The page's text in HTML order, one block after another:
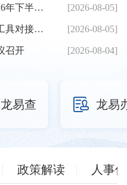
[2026-08-05]
龙岩市领导检查指导我市2026年下半年征兵体检工作
[2026-08-05]
龙岩市开展新型政策性金融工具对接服务工作
[2026-08-04]
召开
龙易查  龙易
政策解读 人事